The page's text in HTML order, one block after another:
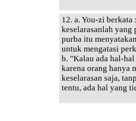
12. a. You-zi
keselarasanlah yang
purba itu
untuk mengatasi
b. "Kalau ada hal-
karena orang hanya
keselarasan saja,
tentu, ada hal yang